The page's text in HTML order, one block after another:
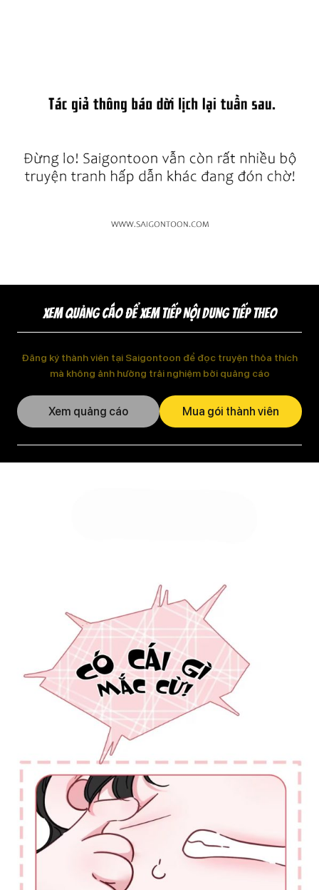
XEM QUẢNG CÁO ĐỂ XEM TIẾP NỘI DUNG TIẾP THEO
Đăng ký thành viên tại Saigontoon để đọc truyện thỏa thích
mà không ảnh hưởng trải nghiệm bởi quảng cáo
Xem quảng cáo Mua gói thành viên